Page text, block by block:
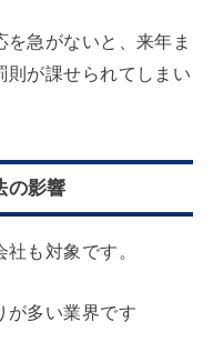
急がないと、来年ま
則が課せられてしまい
の影響
も対象です。
が多い業界です